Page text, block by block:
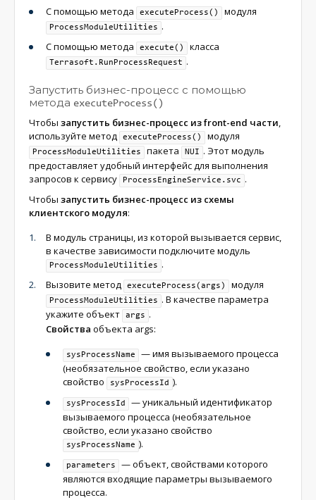
С помощью метода
executeProcess() модуля
ProcessModuleUtilities .
С помощью метода
execute() класса
Terrasoft.RunProcessRequest .
Запустить бизнес-процесс с помощью
метода executeProcess()
Чтобы запустить бизнес-процесс из front-end части,
используйте метод
executeProcess() модуля
ProcessModuleUtilities пакета NUI . Этот модуль
предоставляет удобный интерфейс для выполнения
запросов к сервису
ProcessEngineService.svc .
Чтобы запустить бизнес-процесс из схемы
клиентского модуля:
В модуль страницы, из которой вызывается сервис,
в качестве зависимости подключите модуль
ProcessModuleUtilities .
Вызовите метод
executeProcess(args) модуля
ProcessModuleUtilities . В качестве параметра
укажите объект
args .
Свойства объекта args:
sysProcessName
— имя вызываемого процесса
(необязательное свойство, если указано
свойство
sysProcessId ).
sysProcessId
— уникальный идентификатор
вызываемого процесса (необязательное
свойство, если указано свойство
sysProcessName ).
parameters
— объект, свойствами которого
являются входящие параметры вызываемого
процесса.